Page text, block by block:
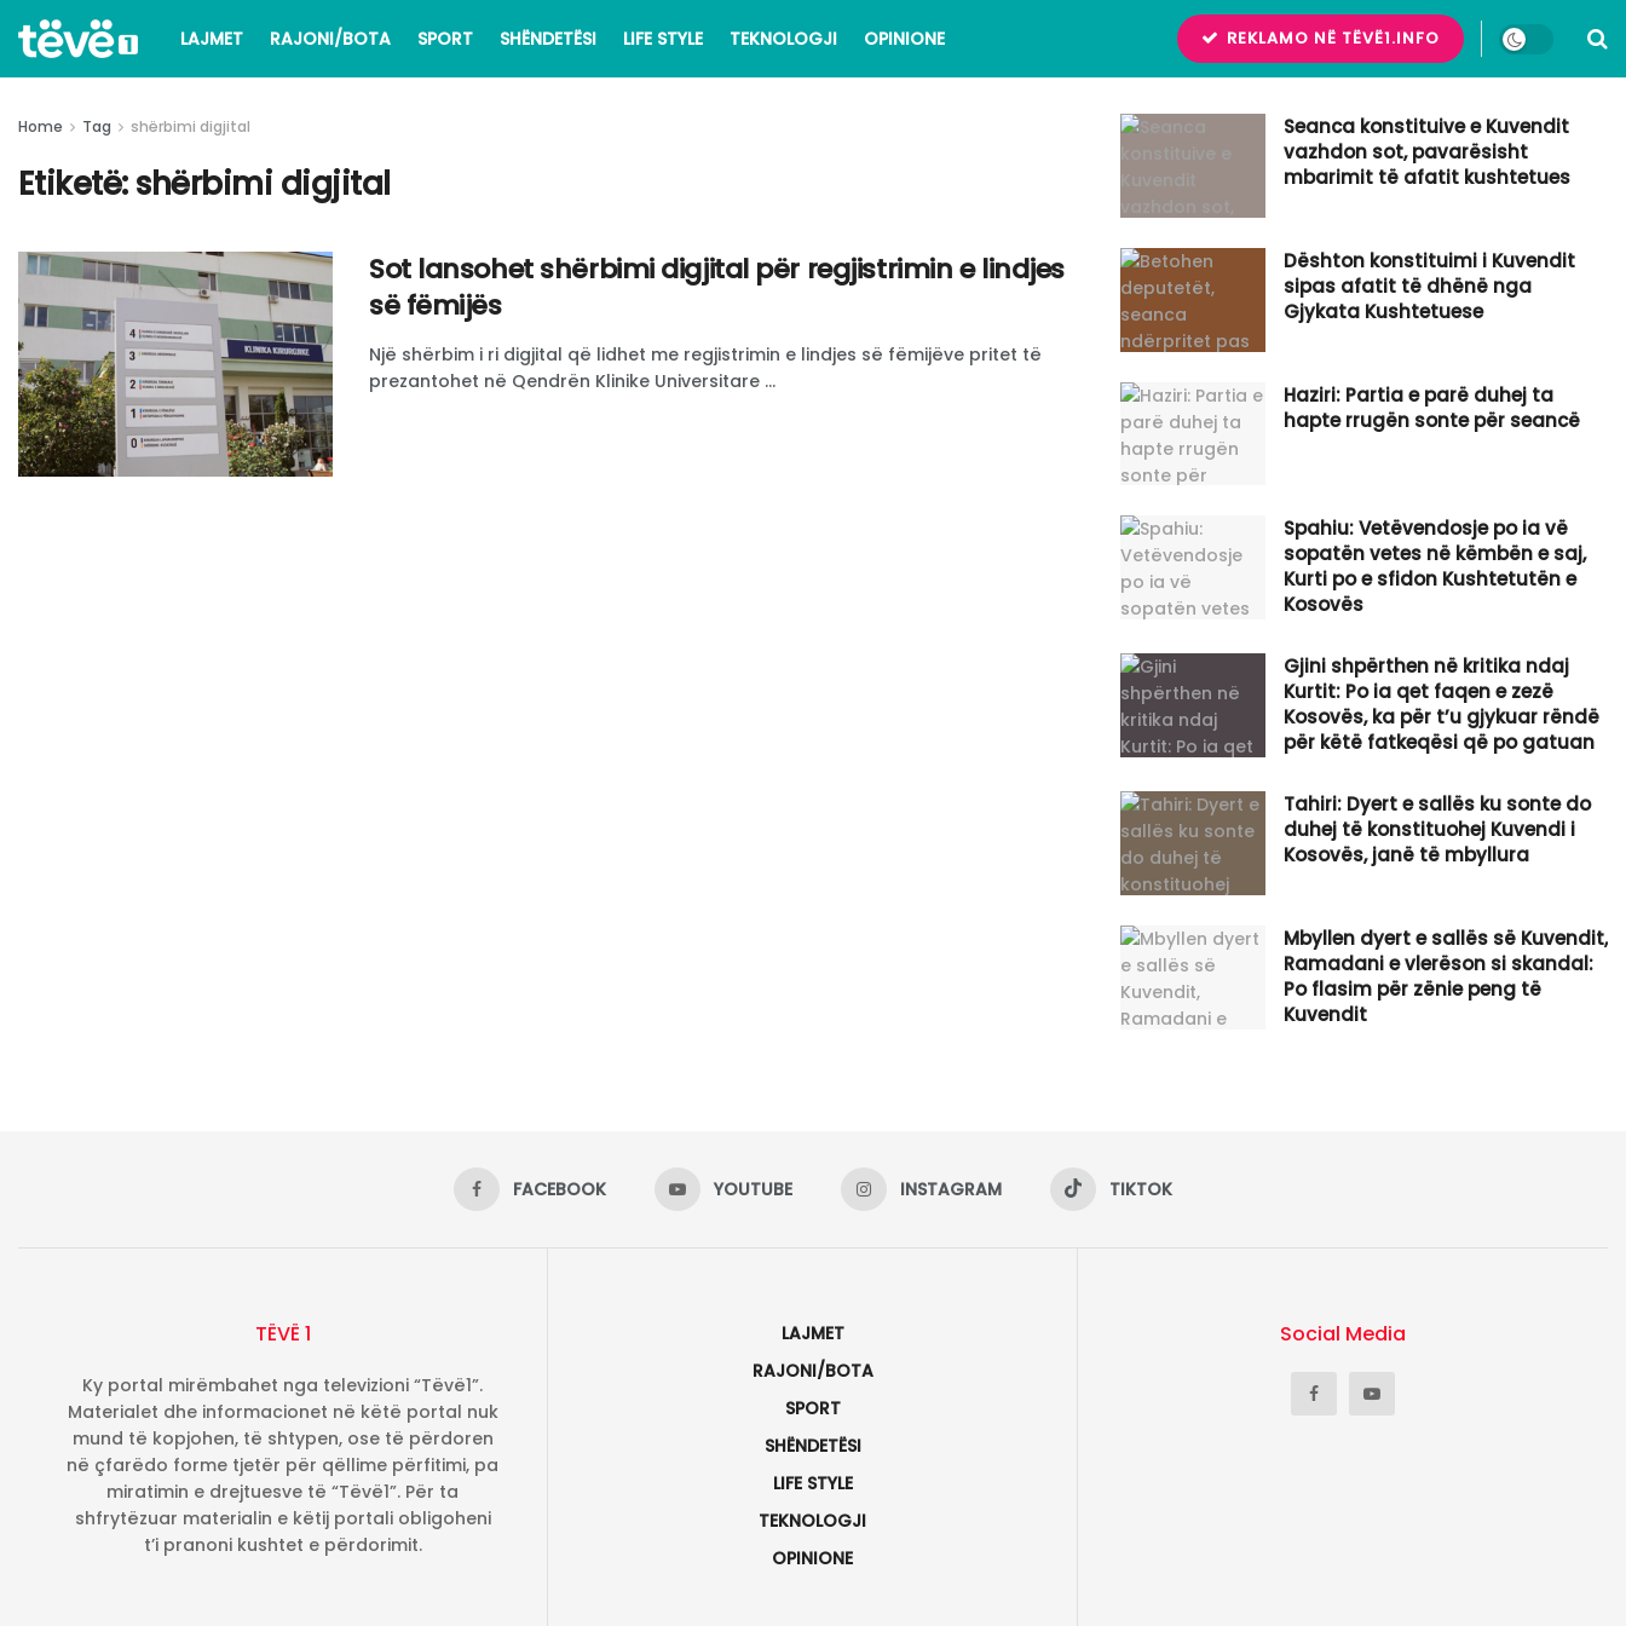
LAJMET RAJONI/BOTA SPORT SHËNDETËSI LIFE STYLE TEKNOLOGJI OPINIONE REKLAMO NË TËVË1.INFO
Home Tag shërbimi digjital
Etiketë:shërbimi digjital
Sot lansohet shërbimi digjital për regjistrimin e lindjes
së fëmijës
Një shërbim i ri digjital që lidhet me regjistrimin e lindjes së fëmijëve pritet të
prezantohet në Qendrën Klinike Universitare ...
Seanca konstituive e Kuvendit
vazhdon sot, pavarësisht
mbarimit të afatit kushtetues
Dështon konstituimi i Kuvendit
sipas afatit të dhënë nga
Gjykata Kushtetuese
Haziri: Partia e parë duhej ta
hapte rrugën sonte për seancë
Spahiu: Vetëvendosje po ia vë
sopatën vetes në këmbën e saj,
Kurti po e sfidon Kushtetutën e
Kosovës
Gjini shpërthen në kritika ndaj
Kurtit: Po ia qet faqen e zezë
Kosovës, ka për t’u gjykuar rëndë
për këtë fatkeqësi që po gatuan
Tahiri: Dyert e sallës ku sonte do
duhej të konstituohej Kuvendi i
Kosovës, janë të mbyllura
Mbyllen dyert e sallës së Kuvendit,
Ramadani e vlerëson si skandal:
Po flasim për zënie peng të
Kuvendit
FACEBOOK YOUTUBE INSTAGRAM TIKTOK
TËVË 1
Ky portal mirëmbahet nga televizioni “Tëvë1”.
Materialet dhe informacionet në këtë portal nuk
mund të kopjohen, të shtypen, ose të përdoren
në çfarëdo forme tjetër për qëllime përfitimi, pa
miratimin e drejtuesve të “Tëvë1”. Për ta
shfrytëzuar materialin e këtij portali obligoheni
t’i pranoni kushtet e përdorimit.
LAJMET
RAJONI/BOTA
SPORT
SHËNDETËSI
LIFE STYLE
TEKNOLOGJI
OPINIONE
Social Media